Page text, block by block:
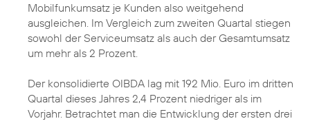
Mobilfunkumsatz je Kunden also weitgehend
ausgleichen. Im Vergleich zum zweiten Quartal stiegen
sowohl der Serviceumsatz als auch der Gesamtumsatz
um mehr als 2 Prozent.
Der konsolidierte OIBDA lag mit 192 Mio. Euro im dritten
Quartal dieses Jahres 2,4 Prozent niedriger als im
Vorjahr. Betrachtet man die Entwicklung der ersten drei